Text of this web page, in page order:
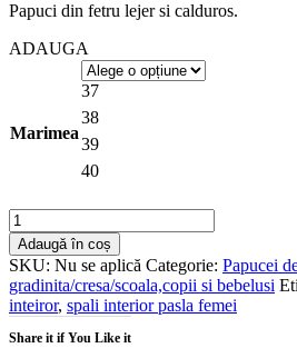
a
lei149.00.
este:
Papuci din fetru lejer si calduros.
ADAUGA
Marimea
37
38
39
40
Cantitate
Papuci
de
interior
INBLU
din
fetru
Adaugă în coș
SKU: Nu se aplică Categorie: Papucei
gradinita/cresa/scoala,copii si bebelusi
inteiror, spali interior pasla femei
Share it if You Like it